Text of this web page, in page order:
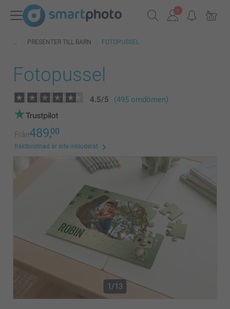
PRESENTER TILL BARN FOTOPUSSEL
Fotopussel
4.5/5 (495 omdömen)
Från489,00
fraktkostnad är inte inkluderat
1/13